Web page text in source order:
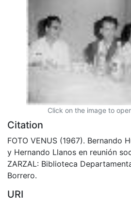
Click on the image to
Citation
FOTO VENUS (1967). Bernando
y Hernando Llanos en reunión
ZARZAL: Biblioteca
Borrero.
URI